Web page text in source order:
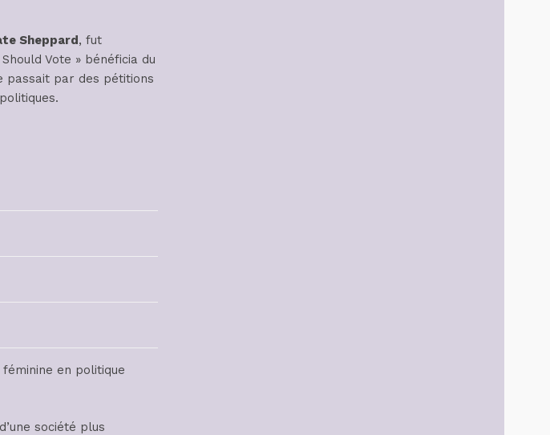
Sheppard, fut
Vote » bénéficia du
passait par des pétitions
en politique
société plus